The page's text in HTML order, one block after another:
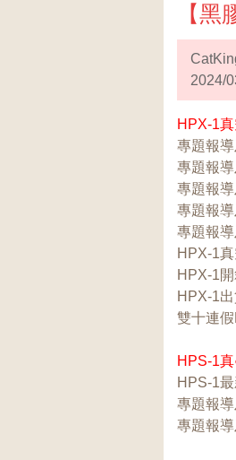
【
2024/
HPX-1
專題報導
專題報
專題報導
專題報導
專題報
HPX-1
HPX-1
HPX-1
雙十連
HPS-1
HPS-1
專題報
專題報